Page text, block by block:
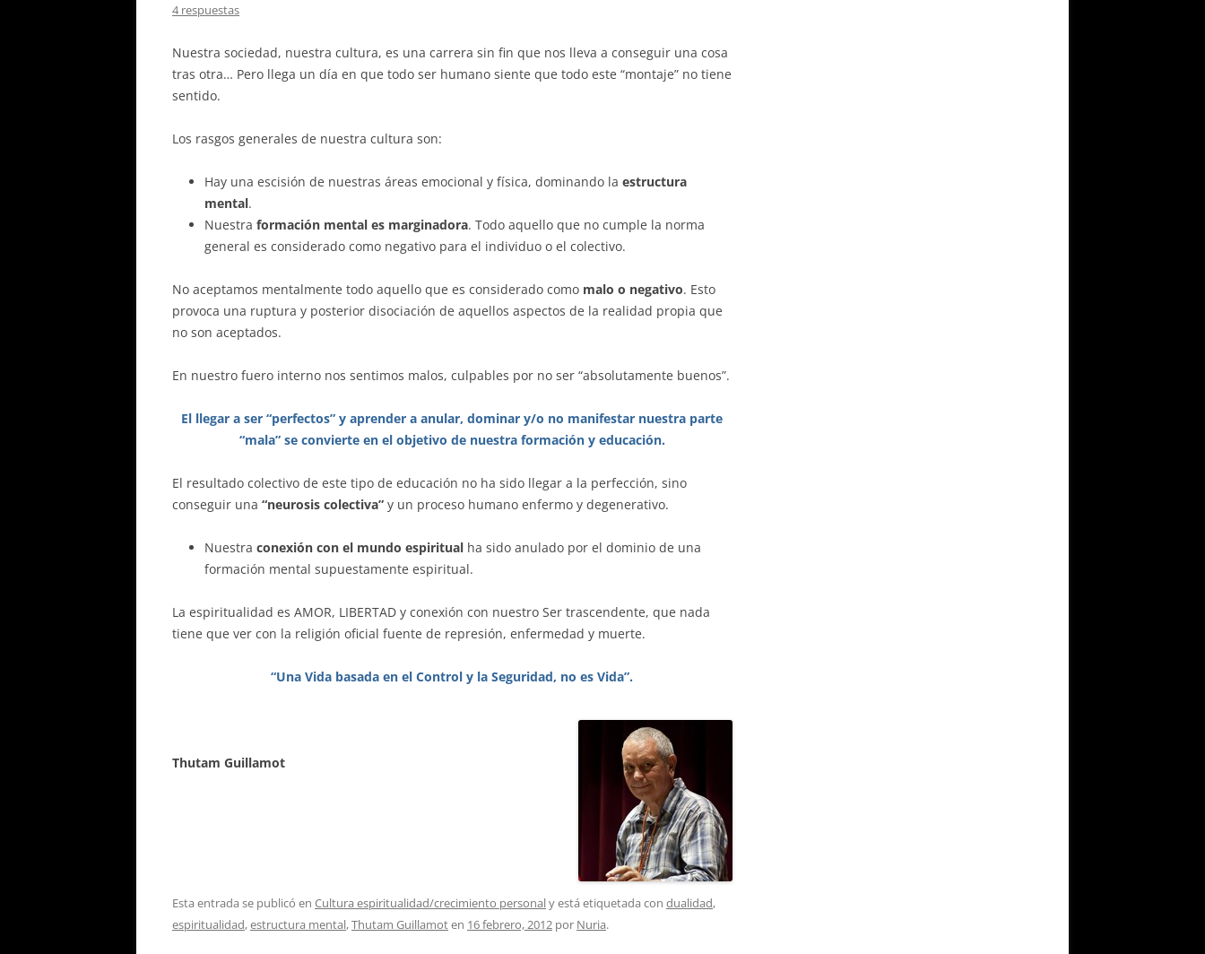
4 respuestas
Nuestra sociedad, nuestra cultura, es una carrera sin fin que nos lleva a conseguir una cosa
tras otra… Pero llega un día en que todo ser humano siente que todo este “montaje” no tiene
sentido.
Los rasgos generales de nuestra cultura son:
Hay una escisión de nuestras áreas emocional y física, dominando la estructura
mental.
Nuestra formación mental es marginadora. Todo aquello que no cumple la norma
general es considerado como negativo para el individuo o el colectivo.
No aceptamos mentalmente todo aquello que es considerado como malo o negativo. Esto
provoca una ruptura y posterior disociación de aquellos aspectos de la realidad propia que
no son aceptados.
En nuestro fuero interno nos sentimos malos, culpables por no ser “absolutamente buenos”.
El llegar a ser “perfectos” y aprender a anular, dominar y/o no manifestar nuestra parte
“mala” se convierte en el objetivo de nuestra formación y educación.
El resultado colectivo de este tipo de educación no ha sido llegar a la perfección, sino
conseguir una “neurosis colectiva” y un proceso humano enfermo y degenerativo.
Nuestra conexión con el mundo espiritual ha sido anulado por el dominio de una
formación mental supuestamente espiritual.
La espiritualidad es AMOR, LIBERTAD y conexión con nuestro Ser trascendente, que nada
tiene que ver con la religión oficial fuente de represión, enfermedad y muerte.
“Una Vida basada en el Control y la Seguridad, no es Vida”.
Thutam Guillamot
Esta entrada se publicó en Cultura espiritualidad/crecimiento personaly está etiquetada con dualidad,
espiritualidad,estructura mental,Thutam Guillamoten 16 febrero, 2012 por Nuria.